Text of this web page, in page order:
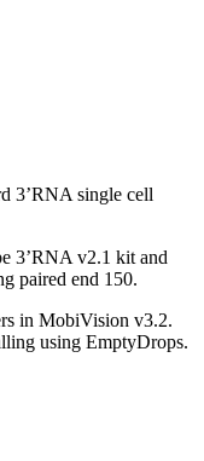
3’RNA single cell
3’RNA v2.1 kit and
paired end 150.
in MobiVision v3.2.
using EmptyDrops.